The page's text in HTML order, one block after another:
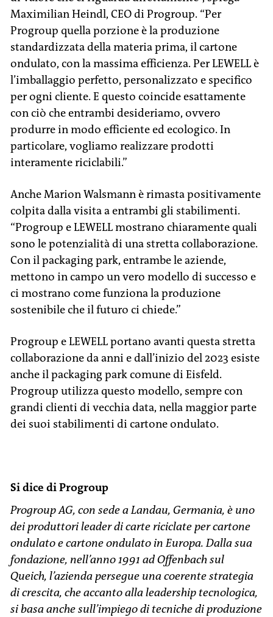
Maximilian Heindl, CEO di Progroup. “Per
Progroup quella porzione è la produzione
standardizzata della materia prima, il cartone
ondulato, con la massima efficienza. Per LEWELL è
l’imballaggio perfetto, personalizzato e specifico
per ogni cliente. E questo coincide esattamente
con ciò che entrambi desideriamo, ovvero
produrre in modo efficiente ed ecologico. In
particolare, vogliamo realizzare prodotti
interamente riciclabili.”
Anche Marion Walsmann è rimasta positivamente
colpita dalla visita a entrambi gli stabilimenti.
“Progroup e LEWELL mostrano chiaramente quali
sono le potenzialità di una stretta collaborazione.
Con il packaging park, entrambe le aziende,
mettono in campo un vero modello di successo e
ci mostrano come funziona la produzione
sostenibile che il futuro ci chiede.”
Progroup e LEWELL portano avanti questa stretta
collaborazione da anni e dall’inizio del 2023 esiste
anche il packaging park comune di Eisfeld.
Progroup utilizza questo modello, sempre con
grandi clienti di vecchia data, nella maggior parte
dei suoi stabilimenti di cartone ondulato.
Si dice di Progroup
Progroup AG, con sede a Landau, Germania, è uno
dei produttori leader di carte riciclate per cartone
ondulato e cartone ondulato in Europa. Dalla sua
fondazione, nell’anno 1991 ad Offenbach sul
Queich, l’azienda persegue una coerente strategia
di crescita, che accanto alla leadership tecnologica,
si basa anche sull’impiego di tecniche di produzione